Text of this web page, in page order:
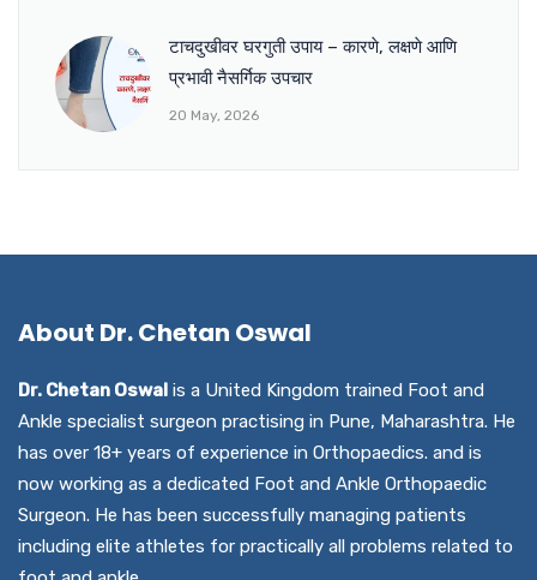
टाचदुखीवर घरगुती उपाय – कारणे, लक्षणे आणि
प्रभावी नैसर्गिक उपचार
20 May, 2026
About Dr. Chetan Oswal
Dr. Chetan Oswal is a United Kingdom trained Foot and
Ankle specialist surgeon practising in Pune, Maharashtra. He
has over 18+ years of experience in Orthopaedics. and is
now working as a dedicated Foot and Ankle Orthopaedic
Surgeon. He has been successfully managing patients
including elite athletes for practically all problems related to